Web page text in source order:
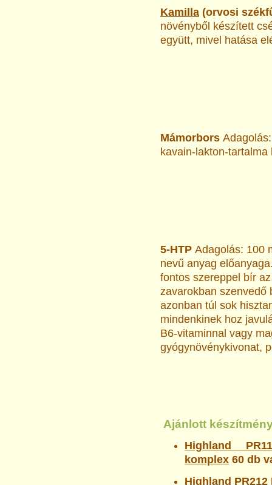
Kamilla (orvosi
növényből készített
együtt, mivel hatása
Mámorbors
kavain-lakton-
5-HTP Adagolás: 100
nevű anyag
fontos szereppel bír
zavarokban szenvedő
azonban túl sok
mindenkinek hoz
B6-vitaminnal vagy
gyógynövénykivonat,
Ajánlott
Highland
komplex 60 db
Highland PR212